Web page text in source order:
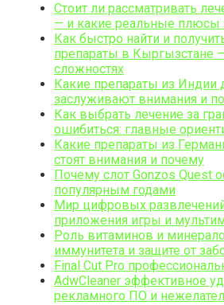
Стоит ли рассматривать
— и какие реальные плюсы
Как быстро найти и
препараты в Кыргызстане
сложностях
Какие препараты из Индии
заслуживают внимания и
Как выбрать лечение за
ошибиться: главные
Какие препараты из
стоят внимания и почему
Почему слот Gonzos Quest
популярным годами
Мир цифровых
приложения игры и
Роль витаминов и
иммунитета и защите от
Final Cut Pro
AdwCleaner эффективное
рекламного ПО и